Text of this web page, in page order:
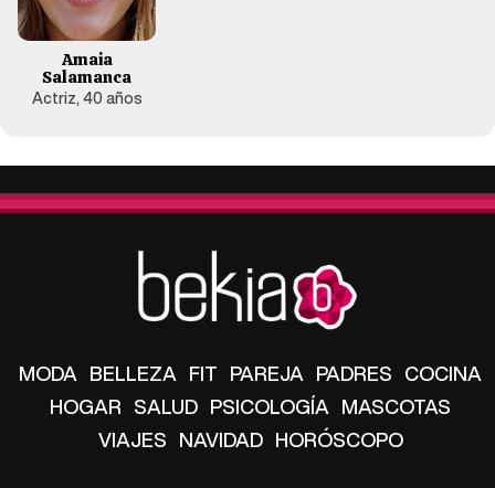
Amaia
Salamanca
Actriz, 40 años
MODA BELLEZA FIT PAREJA PADRES COCINA
HOGAR SALUD PSICOLOGÍA MASCOTAS
VIAJES NAVIDAD HORÓSCOPO